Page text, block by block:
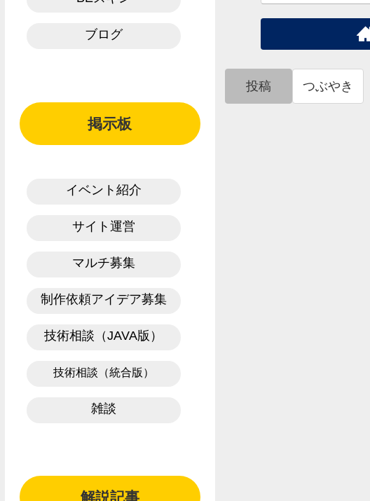
投稿 つぶやき
ブログ
掲示板
イベント紹介
サイト運営
マルチ募集
制作依頼アイデア募集
技術相談（JAVA版）
技術相談（統合版）
雑談
解説記事